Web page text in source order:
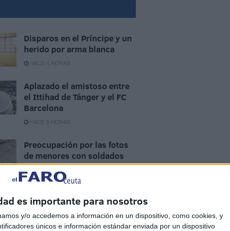
es importante para nosotros
y/o accedemos a información en un dispositivo, como cookies, y
únicos e información estándar enviada por un dispositivo
Disparos en el Príncipe y un
herido por arma blanca
HACE 4 HORAS
Aplazado el amistoso entre
el Ittihad de Tánger y el FC
Barcelona
HACE 5 HORAS
Preocupación por las fotos
de menores con soldados
trasladados a la frontera
HACE 5 HORAS